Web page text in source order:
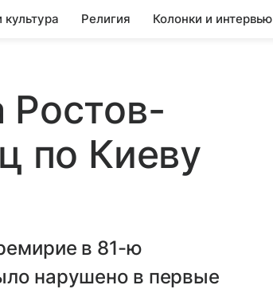
Религия Колонки и интервью
Ростов-
по Киеву
в 81-ю
нарушено в первые